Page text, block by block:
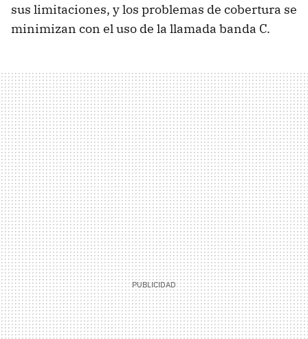
sus limitaciones, y los problemas de cobertura se
minimizan con el uso de la llamada banda C.